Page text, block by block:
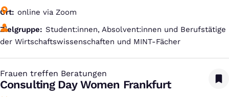
Ort
online via Zoom
Zielgruppe
Student:innen, Absolvent:innen und Berufstätige
der Wirtschaftswissenschaften und MINT-Fächer
Frauen treffen Beratungen
:
Consulting Day Women Frankfurt